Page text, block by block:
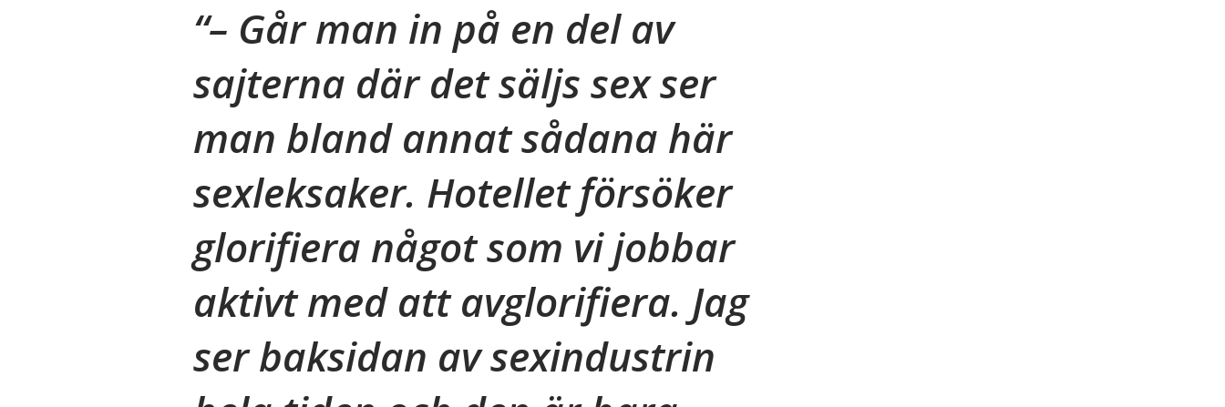
– Går man in på en del av
sajterna där det säljs sex ser
man bland annat sådana här
sexleksaker. Hotellet försöker
glorifiera något som vi jobbar
aktivt med att avglorifiera. Jag
ser baksidan av sexindustrin